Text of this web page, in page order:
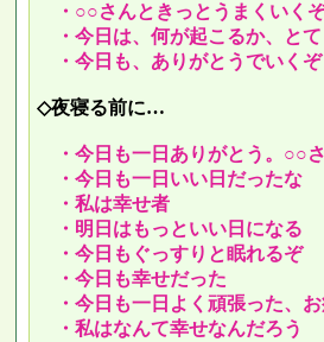
・○○さんときっとうまくいく
・今日は、何が起こるか、と
・今日も、ありがとうでいくぞ
◇夜寝る前に…
・今日も一日ありがとう。○○
・今日も一日いい日だったな
・私は幸せ者
・明日はもっといい日になる
・今日もぐっすりと眠れるぞ
・今日も幸せだった
・今日も一日よく頑張った、
・私はなんて幸せなんだろう